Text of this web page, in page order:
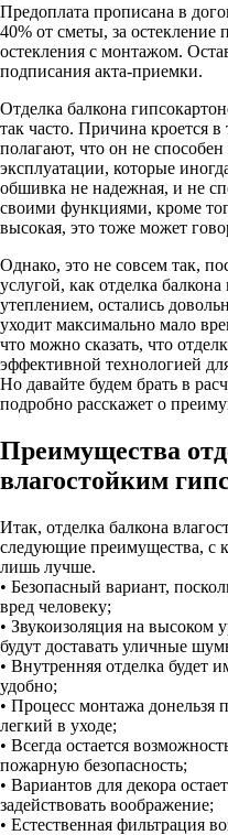
Предоплата прописана в
40% от сметы, за остекление
остекления с монтажом.
подписания акта-приемки.
Отделка балкона
так часто. Причина кроется
полагают, что он не
эксплуатации, которые
обшивка не надежная, и не
своими функциями, кроме
высокая, это тоже может
Однако, это не совсем так,
услугой, как отделка
утеплением, остались
уходит максимально мало
что можно сказать, что
эффективной технологией
Но давайте будем брать в
подробно расскажет о
Преимущества
влагостойким
Итак, отделка балкона
следующие преимущества, с
лишь лучше.
• Безопасный вариант,
вред человеку;
• Звукоизоляция на высоком
будут доставать уличные
• Внутренняя отделка будет
удобно;
• Процесс монтажа донельзя
легкий в уходе;
• Всегда остается
пожарную безопасность;
• Вариантов для декора
задействовать воображение;
• Естественная фильтрация